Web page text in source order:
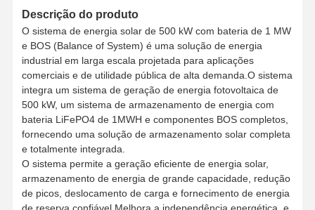
Descrição do produto
O sistema de energia solar de 500 kW com bateria de 1 MW
e BOS (Balance of System) é uma solução de energia
industrial em larga escala projetada para aplicações
comerciais e de utilidade pública de alta demanda.O sistema
integra um sistema de geração de energia fotovoltaica de
500 kW, um sistema de armazenamento de energia com
bateria LiFePO4 de 1MWH e componentes BOS completos,
fornecendo uma solução de armazenamento solar completa
e totalmente integrada.
O sistema permite a geração eficiente de energia solar,
armazenamento de energia de grande capacidade, redução
de picos, deslocamento de carga e fornecimento de energia
de reserva confiável.Melhora a independência energética, e